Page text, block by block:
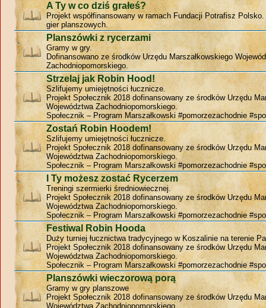
A Ty w co dziś grałeś?
Projekt współfinansowany w ramach Fundacji Potrafisz
gier planszowych.
Planszówki z rycerzami
Gramy w gry.
Dofinansowano ze środków Urzędu Marszałkowskiego
Zachodniopomorskiego.
Strzelaj jak Robin Hood!
Szlifujemy umiejętności łucznicze.
Projekt Społecznik 2018 dofinansowany ze środków Urzędu
Województwa Zachodniopomorskiego.
Społecznik – Program Marszałkowski #pomorzezachodnie
Zostań Robin Hoodem!
Szlifujemy umiejętności łucznicze.
Projekt Społecznik 2018 dofinansowany ze środków Urzędu
Województwa Zachodniopomorskiego.
Społecznik – Program Marszałkowski #pomorzezachodnie
I Ty możesz zostać Rycerzem
Treningi szermierki średniowiecznej.
Projekt Społecznik 2018 dofinansowany ze środków Urzędu
Województwa Zachodniopomorskiego.
Społecznik – Program Marszałkowski #pomorzezachodnie
Festiwal Robin Hooda
Duży turniej łucznictwa tradycyjnego w Koszalinie na terenie
Projekt Społecznik 2018 dofinansowany ze środków Urzędu
Województwa Zachodniopomorskiego.
Społecznik – Program Marszałkowski #pomorzezachodnie
Planszówki wieczorową porą
Gramy w gry planszowe
Projekt Społecznik 2018 dofinansowany ze środków Urzędu
Województwa Zachodniopomorskiego.